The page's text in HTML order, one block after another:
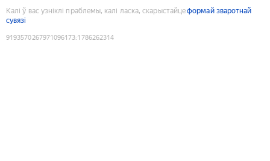
Калі ў вас узніклі праблемы, калі ласка, скарыстайцеформай зваротнай
сувязі
9193570267971096173:1786262314